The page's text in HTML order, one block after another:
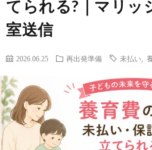
てられる?｜マリッ
室送信
2026.06.25 再出発準備 未払い